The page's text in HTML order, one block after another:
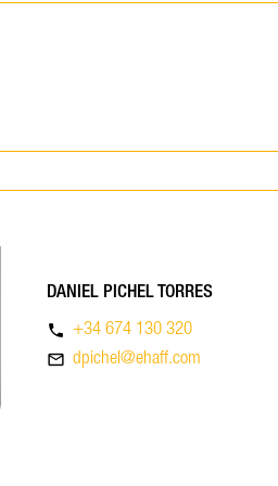
DANIEL PICHEL TORRES
phone +34 674 130 320
mail_outline dpichel@ehaff.com